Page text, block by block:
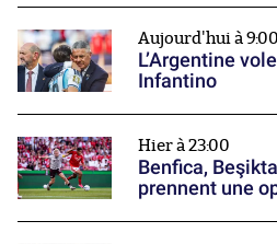
Aujourd'hui à 9:00
L’Argentine
Infantino
Hier à 23:00
Benfica,
prennent une